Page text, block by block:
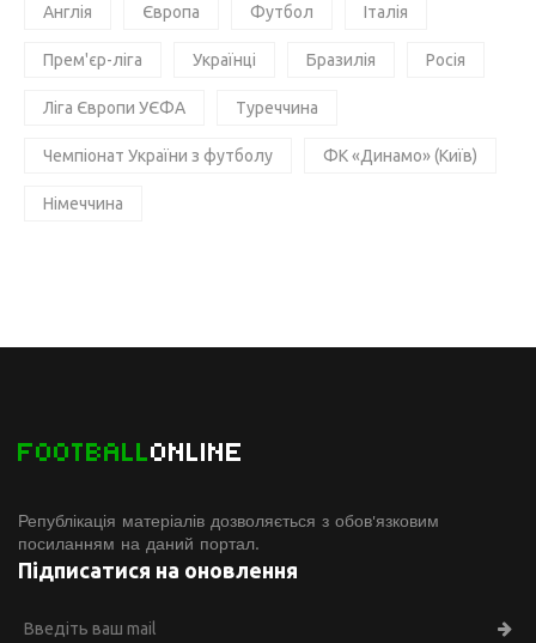
Англія Європа Футбол Італія
Прем'єр-ліга Українці Бразилія Росія
Ліга Європи УЄФА Туреччина
Чемпіонат України з футболу ФК «Динамо» (Київ)
Німеччина
FOOTBALLONLINE
Републікація матеріалів дозволяється з обов'язковим
посиланням на даний портал.
Підписатися на оновлення